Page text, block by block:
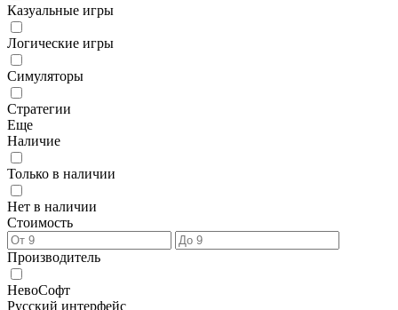
Казуальные игры
Логические игры
Симуляторы
Стратегии
Еще
Наличие
Только в наличии
Нет в наличии
Стоимость
Производитель
НевоСофт
Русский интерфейс